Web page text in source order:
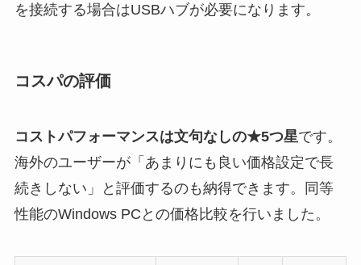
を接続する場合はUSBハブが必要になります。
コスパの評価
コストパフォーマンスは文句なしの★5つ星です。
海外のユーザーが「あまりにも良い価格設定で長
続きしない」と評価するのも納得できます。同等
性能のWindows PCとの価格比較を行いました。